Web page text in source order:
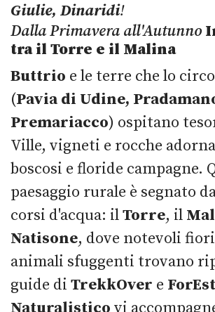
Giulie, Dinaridi!
Dalla Primavera all'Autunno
tra il Torre e il Malina
Buttrio e le terre che lo
(Pavia di Udine,
Premariacco) ospitano
Ville, vigneti e rocche
boscosi e floride campagne.
paesaggio rurale è segnato
corsi d'acqua: ilTorre, il
Natisone, dove notevoli
animali sfuggenti trovano
guide di TrekkOver e
Naturalistico vi